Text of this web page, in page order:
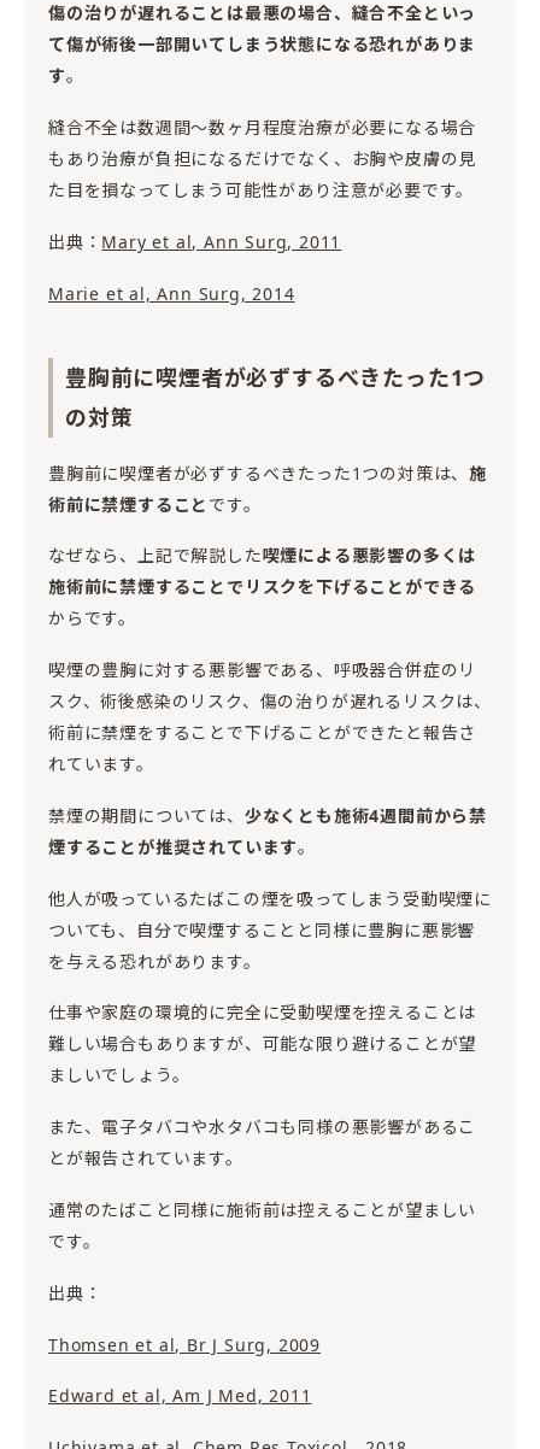
傷の治りが遅れることは最悪の場合、縫合不全といっ
て傷が術後一部開いてしまう状態になる恐れがありま
す。
縫合不全は数週間〜数ヶ月程度治療が必要になる場合
もあり治療が負担になるだけでなく、お胸や皮膚の見
た目を損なってしまう可能性があり注意が必要です。
出典： Mary et al, Ann Surg, 2011
Marie et al, Ann Surg, 2014
豊胸前に喫煙者が必ずするべきたった1つ
の対策
豊胸前に喫煙者が必ずするべきたった1つの対策は、施
術前に禁煙すること です。
なぜなら、上記で解説した喫煙による悪影響の多くは
施術前に禁煙することでリスクを下げることができる
からです。
喫煙の豊胸に対する悪影響である、呼吸器合併症のリ
スク、術後感染のリスク、傷の治りが遅れるリスクは、
術前に禁煙をすることで下げることができたと報告さ
れています。
禁煙の期間については、 少なくとも施術4週間前から禁
煙することが推奨されています。
他人が吸っているたばこの煙を吸ってしまう受動喫煙に
ついても、自分で喫煙することと同様に豊胸に悪影響
を与える恐れがあります。
仕事や家庭の環境的に完全に受動喫煙を控えることは
難しい場合もありますが、可能な限り避けることが望
ましいでしょう。
また、電子タバコや水タバコも同様の悪影響があるこ
とが報告されています。
通常のたばこと同様に施術前は控えることが望ましい
です。
出典：
Thomsen et al, Br J Surg, 2009
Edward et al, Am J Med, 2011